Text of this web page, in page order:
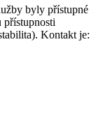
byly přístupné
přístupnosti
Kontakt je: